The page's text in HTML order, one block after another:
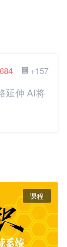
+157
延伸 AI将
课程